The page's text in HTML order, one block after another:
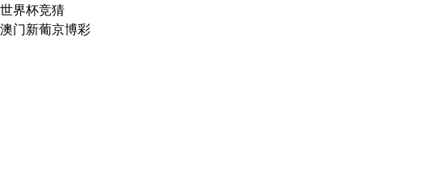
世界杯竞猜
澳门新葡京博彩